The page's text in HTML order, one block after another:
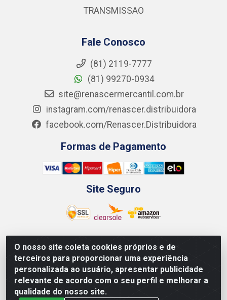
O nosso site coleta cookies próprios e de
terceiros para proporcionar uma experiência
personalizada ao usuário, apresentar publicidade
relevante de acordo com o seu perfil e melhorar a
qualidade do nosso site.
TRANSMISSAO
Fale Conosco
(81) 2119-7777
(81) 99270-0934
site@renascermercantil.com.br
instagram.com/renascer.distribuidora
facebook.com/Renascer.Distribuidora
Formas de Pagamento
Site Seguro
Renascer Distribuidora - Rua São Miguel, 1845 -
Afogados - Recife / PE - CEP 50850-000 - CNPJ
07.264.693/0001-79